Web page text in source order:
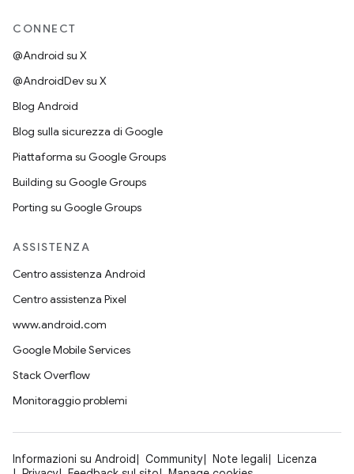
CONNECT
@Android su X
@AndroidDev su X
Blog Android
Blog sulla sicurezza di Google
Piattaforma su Google Groups
Building su Google Groups
Porting su Google Groups
ASSISTENZA
Centro assistenza Android
Centro assistenza Pixel
www.android.com
Google Mobile Services
Stack Overflow
Monitoraggio problemi
Informazioni su Android Community Note legali
Licenza